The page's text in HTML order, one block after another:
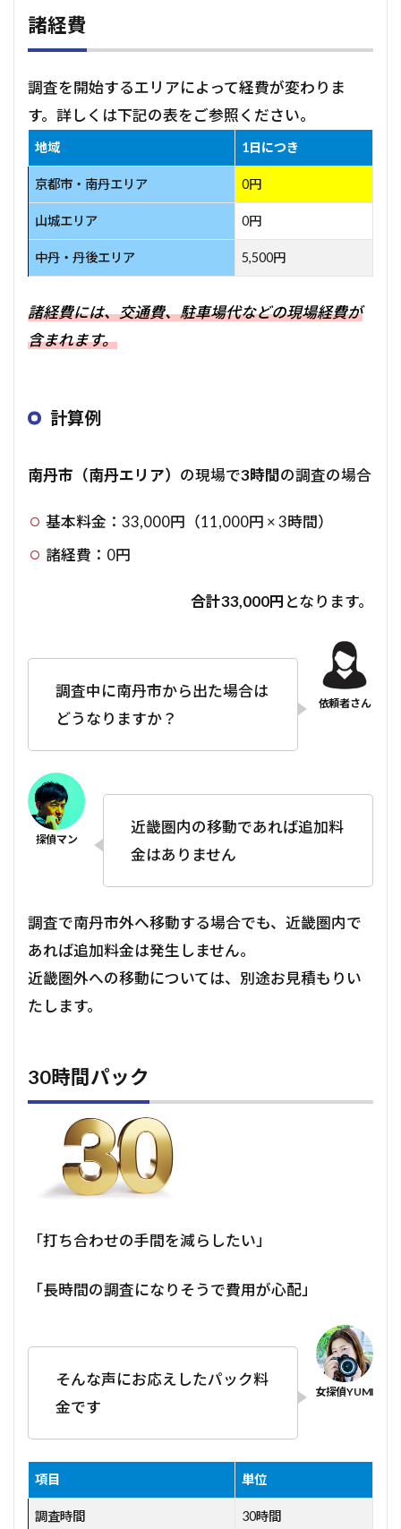
諸経費
調査を開始するエリアによって経費が変わりま
す。詳しくは下記の表をご参照ください。
地域 1日につき
京都市・南丹エリア 0円
山城エリア 0円
中丹・丹後エリア 5,500円
諸経費には、交通費、駐車場代などの現場経費が
含まれます。
計算例
南丹市（南丹エリア） の現場で3時間の調査の場合
基本料金：33,000円（11,000円 × 3時間）
諸経費：0円
合計33,000円 となります。
調査中に南丹市から出た場合は
どうなりますか？
近畿圏内の移動であれば追加料
金はありません
調査で南丹市外へ移動する場合でも、近畿圏内で
あれば追加料金は発生しません。
近畿圏外への移動については、別途お見積もりい
たします。
30時間パック
「打ち合わせの手間を減らしたい」
「長時間の調査になりそうで費用が心配」
そんな声にお応えしたパック料
金です
項目 単位
調査時間 30時間